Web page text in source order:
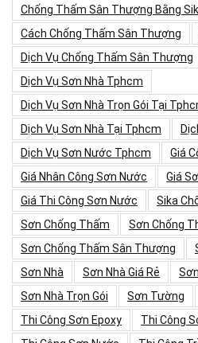
Chống Thấm Sân Thượng Bằng
Cách Chống Thấm Sân Thượng
Dịch Vụ Chống Thấm Sân Thượng
Dịch Vụ Sơn Nhà Tphcm
Dịch Vụ Sơn Nhà Trọn Gói Tại
Dịch Vụ Sơn Nhà Tại Tphcm
Dịch Vụ Sơn Nước Tphcm
Giá
Giá Nhân Công Sơn Nước
Giá
Giá Thi Công Sơn Nước
Sika
Sơn Chống Thấm
Sơn Chống
Sơn Chống Thấm Sân Thượng
Sơn Nhà
Sơn Nhà Giá Rẻ
Sơn Nhà Trọn Gói
Sơn Tường
Thi Công Sơn Epoxy
Thi Công